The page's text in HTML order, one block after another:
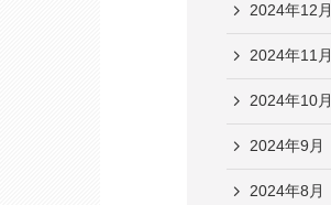
2024年12月
2024年11月
2024年10月
2024年9月
2024年8月